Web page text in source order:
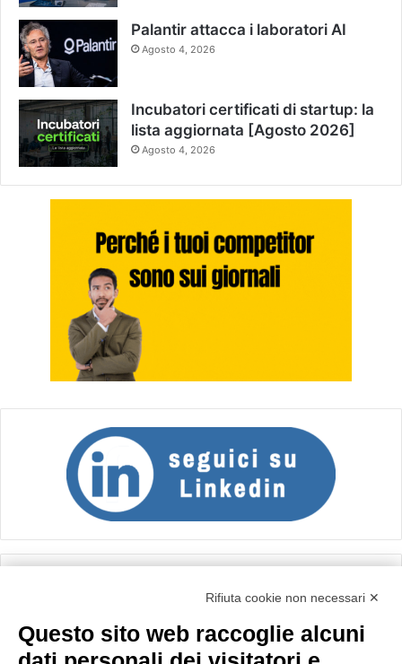
Palantir attacca i laboratori AI
Agosto 4, 2026
Incubatori certificati di startup: la
lista aggiornata [Agosto 2026]
Agosto 4, 2026
Importo netto (€):
Rifiuta cookie non necessari ✕
Questo sito web raccoglie alcuni